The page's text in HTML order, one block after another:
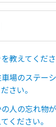
教えてくださ
場のステー
さい。
人の忘れ物
ください。